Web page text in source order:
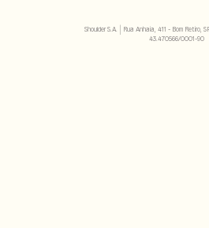
Shoulder S.A. | Rua Anhaia, 411 - Bom Retiro,
43.470566/0001-90